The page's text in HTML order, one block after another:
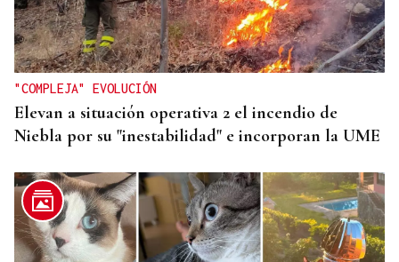
"COMPLEJA" EVOLUCIÓN
Elevan a situación operativa 2 el incendio de
Niebla por su "inestabilidad" e incorporan la UME